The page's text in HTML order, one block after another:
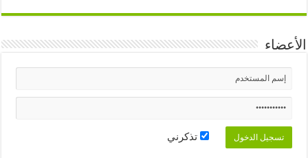
الأعضاء
تذكرني